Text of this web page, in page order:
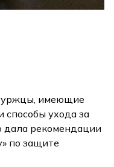
имеющие
способы ухода за
дала рекомендации
по защите